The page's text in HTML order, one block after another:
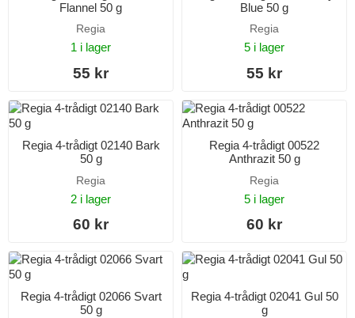
Flannel 50 g
Regia
1 i lager
55 kr
Blue 50 g
Regia
5 i lager
55 kr
Regia 4-trådigt 02140 Bark
50 g
Regia
2 i lager
60 kr
Regia 4-trådigt 00522
Anthrazit 50 g
Regia
5 i lager
60 kr
Regia 4-trådigt 02066 Svart
50 g
Regia 4-trådigt 02041 Gul 50
g